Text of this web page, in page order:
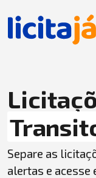
Separe as
alertas e acesse